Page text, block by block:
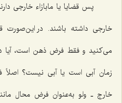
پس قضایا یا مابازاء خارجی
خارجی داشته باشند. در
می‌کنید و فقط فرض ذهن است،
زمان آبی است یا آبی نیست؟
خارج ـ ولو به‌عنوان فرض محال